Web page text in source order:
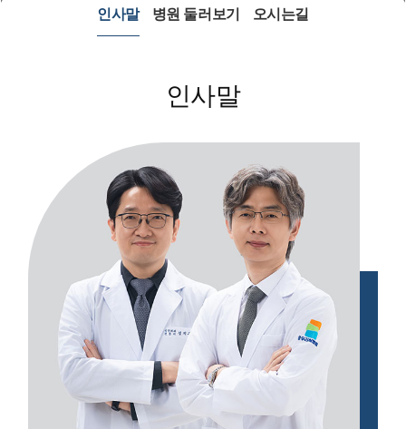
인사말 병원 둘러보기 오시는길
인사말